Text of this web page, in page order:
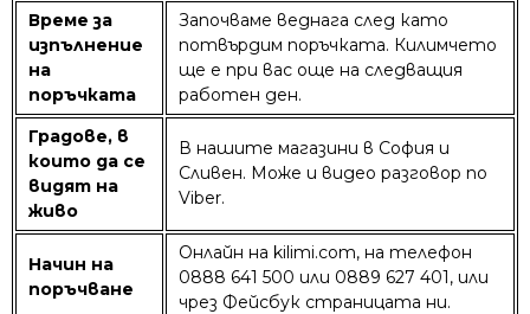
Време за
изпълнение
на
поръчката
Започваме веднага след като
потвърдим поръчката. Килимчето
ще е при вас още на следващия
работен ден.
Градове, в
които да се
видят на
живо
В нашите магазини в София и
Сливен. Може и видео разговор по
Viber.
Начин на
поръчване
Онлайн на kilimi.com, на телефон
0888 641 500 или 0889 627 401, или
чрез Фейсбук страницата ни.